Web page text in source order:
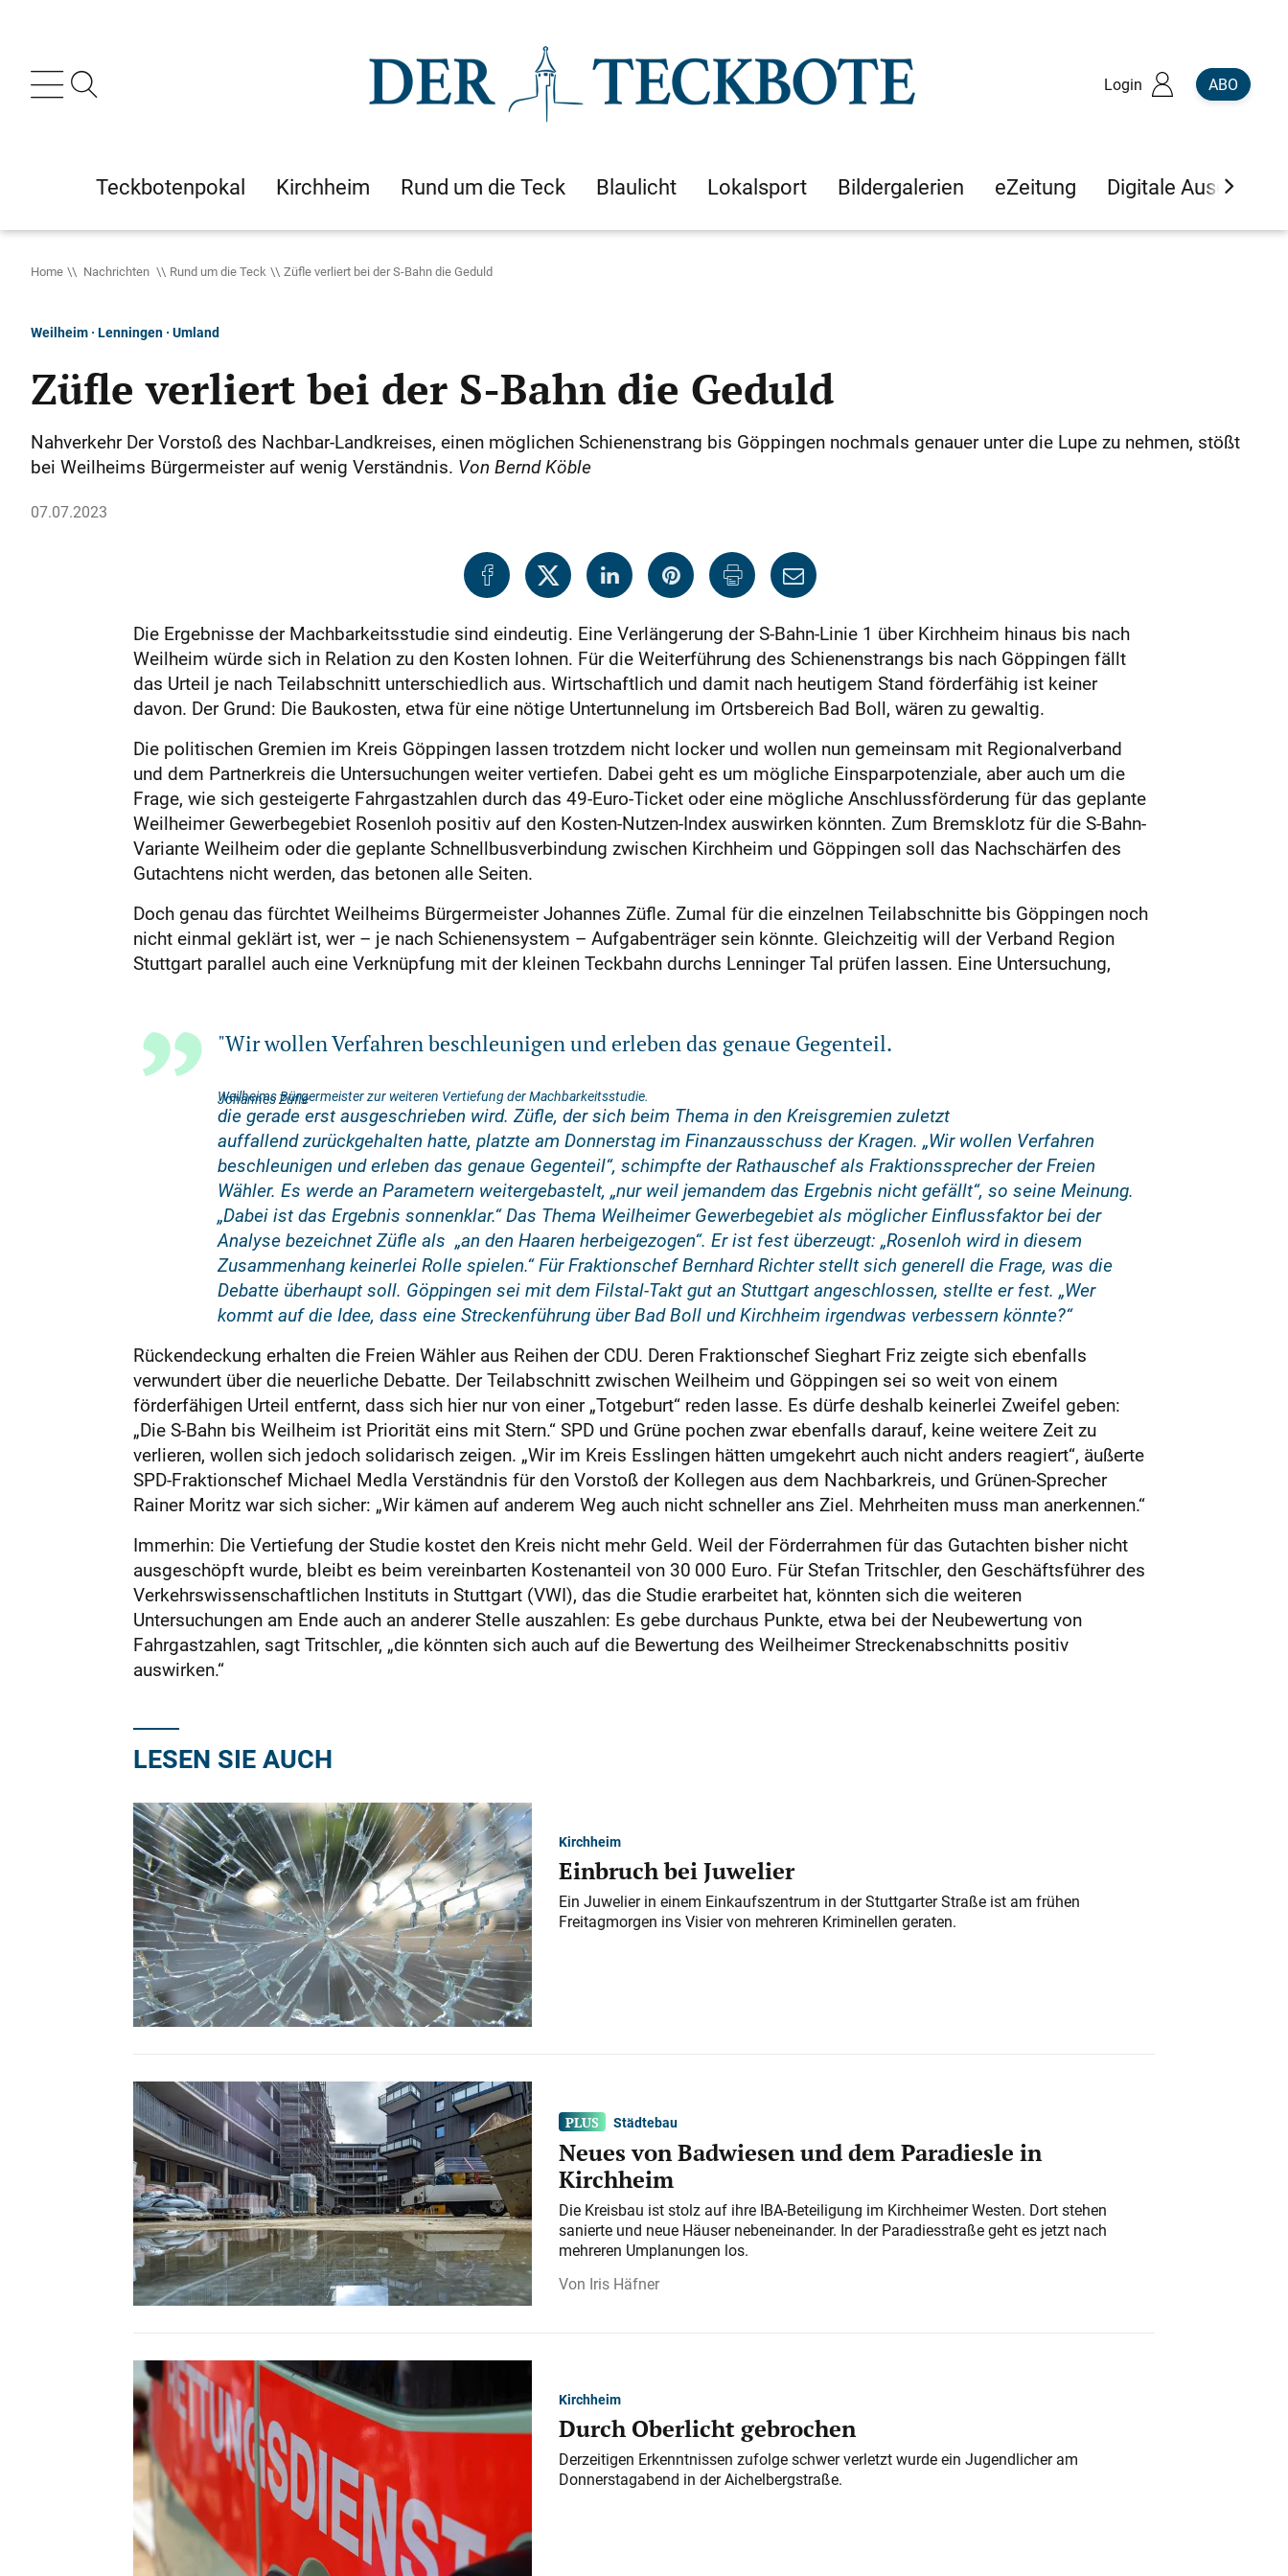
Login ABO
Teckbotenpokal Kirchheim Rund um die Teck Blaulicht Lokalsport Bildergalerien eZeitung Digitale Ausgaben
Home Nachrichten Rund um die Teck Züfle verliert bei der S-Bahn die Geduld
Weilheim · Lenningen · Umland
Züfle verliert bei der S-Bahn die Geduld
Nahverkehr Der Vorstoß des Nachbar-Landkreises, einen möglichen Schienenstrang bis Göppingen nochmals genauer unter die Lupe zu nehmen, stößt
bei Weilheims Bürgermeister auf wenig Verständnis. Von Bernd Köble
07.07.2023
Die Ergebnisse der Machbarkeitsstudie sind eindeutig. Eine Verlängerung der S-Bahn-Linie 1 über Kirchheim hinaus bis nach
Weilheim würde sich in Relation zu den Kosten lohnen. Für die Weiterführung des Schienenstrangs bis nach Göppingen fällt
das Urteil je nach Teilabschnitt unterschiedlich aus. Wirtschaftlich und damit nach heutigem Stand förderfähig ist keiner
davon. Der Grund: Die Baukosten, etwa für eine nötige Untertunnelung im Ortsbereich Bad Boll, wären zu gewaltig.
Die politischen Gremien im Kreis Göppingen lassen trotzdem nicht locker und wollen nun gemeinsam mit Regionalverband
und dem Partnerkreis die Untersuchungen weiter vertiefen. Dabei geht es um mögliche Einsparpotenziale, aber auch um die
Frage, wie sich gesteigerte Fahrgastzahlen durch das 49-Euro-Ticket oder eine mögliche Anschlussförderung für das geplante
Weilheimer Gewerbegebiet Rosenloh positiv auf den Kosten-Nutzen-Index auswirken könnten. Zum Bremsklotz für die S-Bahn-
Variante Weilheim oder die geplante Schnellbusverbindung zwischen Kirchheim und Göppingen soll das Nachschärfen des
Gutachtens nicht werden, das betonen alle Seiten.
Doch genau das fürchtet Weilheims Bürgermeister Johannes Züfle. Zumal für die einzelnen Teilabschnitte bis Göppingen noch
nicht einmal geklärt ist, wer – je nach Schienensystem – Aufgabenträger sein könnte. Gleichzeitig will der Verband Region
Stuttgart parallel auch eine Verknüpfung mit der kleinen Teckbahn durchs Lenninger Tal prüfen lassen. Eine Untersuchung,
"Wir wollen Verfahren beschleunigen und erleben das genaue Gegenteil.
Johannes Züfle
Weilheims Bürgermeister zur weiteren Vertiefung der Machbarkeitsstudie.
die gerade erst ausgeschrieben wird. Züfle, der sich beim Thema in den Kreisgremien zuletzt
auffallend zurückgehalten hatte, platzte am Donnerstag im Finanzausschuss der Kragen. „Wir wollen Verfahren
beschleunigen und erleben das genaue Gegenteil“, schimpfte der Rathauschef als Fraktionssprecher der Freien
Wähler. Es werde an Parametern weitergebastelt, „nur weil jemandem das Ergebnis nicht gefällt“, so seine Meinung.
„Dabei ist das Ergebnis sonnenklar.“ Das Thema Weilheimer Gewerbegebiet als möglicher Einflussfaktor bei der
Analyse bezeichnet Züfle als „an den Haaren herbeigezogen“. Er ist fest überzeugt: „Rosenloh wird in diesem
Zusammenhang keinerlei Rolle spielen.“ Für Fraktionschef Bernhard Richter stellt sich generell die Frage, was die
Debatte überhaupt soll. Göppingen sei mit dem Filstal-Takt gut an Stuttgart angeschlossen, stellte er fest. „Wer
kommt auf die Idee, dass eine Streckenführung über Bad Boll und Kirchheim irgendwas verbessern könnte?“
Rückendeckung erhalten die Freien Wähler aus Reihen der CDU. Deren Fraktionschef Sieghart Friz zeigte sich ebenfalls
verwundert über die neuerliche Debatte. Der Teilabschnitt zwischen Weilheim und Göppingen sei so weit von einem
förderfähigen Urteil entfernt, dass sich hier nur von einer „Totgeburt“ reden lasse. Es dürfe deshalb keinerlei Zweifel geben:
„Die S-Bahn bis Weilheim ist Priorität eins mit Stern.“ SPD und Grüne pochen zwar ebenfalls darauf, keine weitere Zeit zu
verlieren, wollen sich jedoch solidarisch zeigen. „Wir im Kreis Esslingen hätten umgekehrt auch nicht anders reagiert“, äußerte
SPD-Fraktionschef Michael Medla Verständnis für den Vorstoß der Kollegen aus dem Nachbarkreis, und Grünen-Sprecher
Rainer Moritz war sich sicher: „Wir kämen auf anderem Weg auch nicht schneller ans Ziel. Mehrheiten muss man anerkennen.“
Immerhin: Die Vertiefung der Studie kostet den Kreis nicht mehr Geld. Weil der Förderrahmen für das Gutachten bisher nicht
ausgeschöpft wurde, bleibt es beim vereinbarten Kostenanteil von 30 000 Euro. Für Stefan Tritschler, den Geschäftsführer des
Verkehrswissenschaftlichen Instituts in Stuttgart (VWI), das die Studie erarbeitet hat, könnten sich die weiteren
Untersuchungen am Ende auch an anderer Stelle auszahlen: Es gebe durchaus Punkte, etwa bei der Neubewertung von
Fahrgastzahlen, sagt Tritschler, „die könnten sich auch auf die Bewertung des Weilheimer Streckenabschnitts positiv
auswirken.“
LESEN SIE AUCH
Kirchheim
Einbruch bei Juwelier
Ein Juwelier in einem Einkaufszentrum in der Stuttgarter Straße ist am frühen
Freitagmorgen ins Visier von mehreren Kriminellen geraten.
Städtebau
Neues von Badwiesen und dem Paradiesle in
Kirchheim
Die Kreisbau ist stolz auf ihre IBA-Beteiligung im Kirchheimer Westen. Dort stehen
sanierte und neue Häuser nebeneinander. In der Paradiesstraße geht es jetzt nach
mehreren Umplanungen los.
Iris Häfner
Kirchheim
Durch Oberlicht gebrochen
Derzeitigen Erkenntnissen zufolge schwer verletzt wurde ein Jugendlicher am
Donnerstagabend in der Aichelbergstraße.